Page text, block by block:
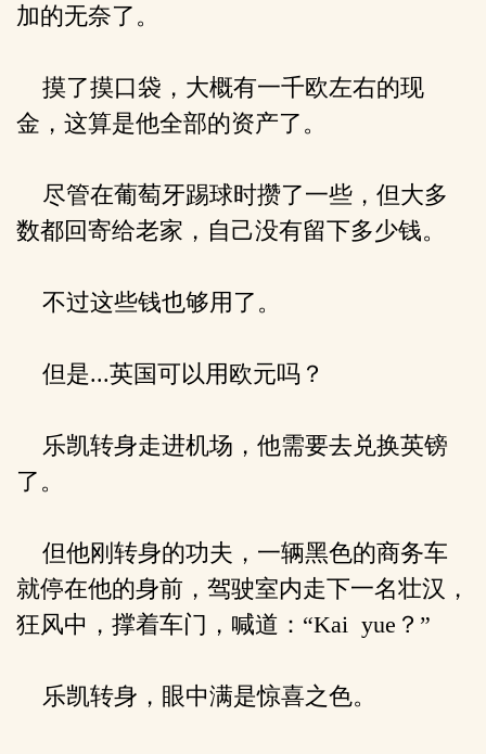
加的无奈了。
摸了摸口袋，大概有一千欧左右的现
金，这算是他全部的资产了。
尽管在葡萄牙踢球时攒了一些，但大多
数都回寄给老家，自己没有留下多少钱。
不过这些钱也够用了。
但是...英国可以用欧元吗？
乐凯转身走进机场，他需要去兑换英镑
了。
但他刚转身的功夫，一辆黑色的商务车
就停在他的身前，驾驶室内走下一名壮汉，
狂风中，撑着车门，喊道：“Kai yue？”
乐凯转身，眼中满是惊喜之色。